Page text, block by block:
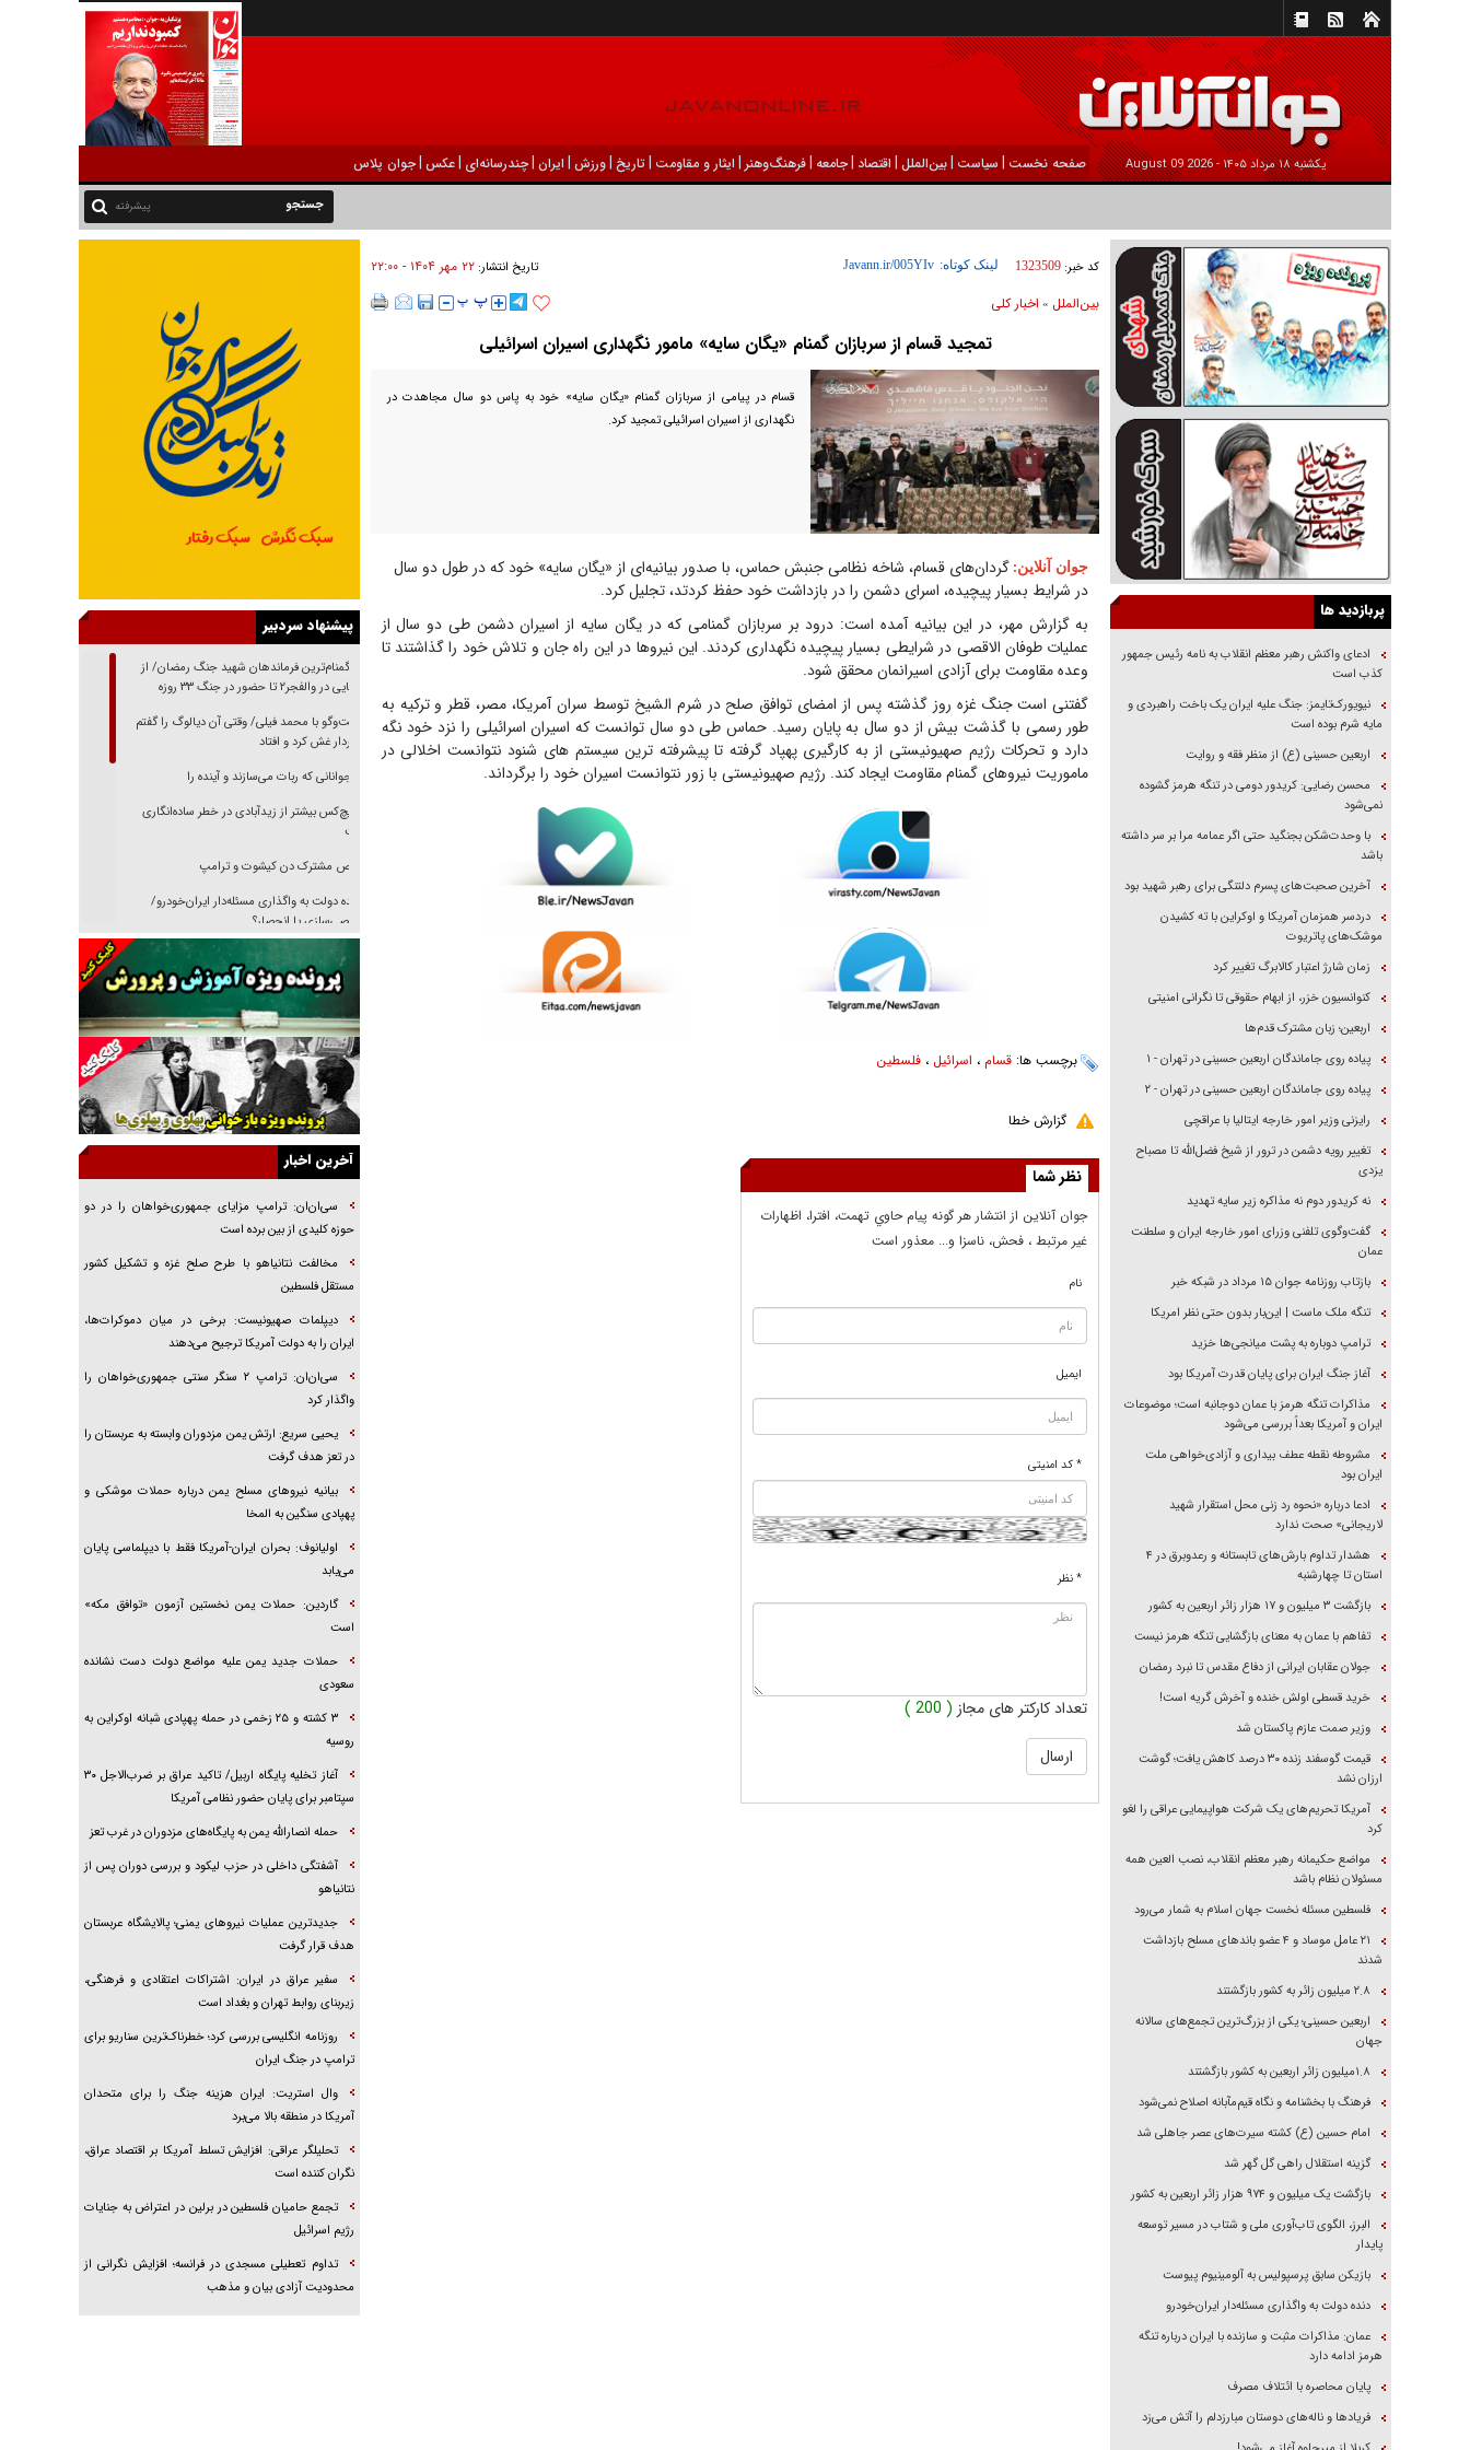
يکشنبه ۱۸ مرداد ۱۴۰۵ - 2026 August 09 صفحه نخست | سیاست |بين‌الملل | اقتصاد |جامعه |فرهنگ‌و‌هنر | ایثار و مقاومت |تاریخ |ورزش | ايران |چندرسانه‌ای |عکس |جوان پلاس
پیشرفته
کد خبر: 1323509 لینک کوتاه: تاریخ انتشار:۲۲ مهر ۱۴۰۴ - ۲۲:۰۰
بين‌الملل » اخبار كلی
تمجید قسام از سربازان گمنام «یگان سایه» مامور نگهداری اسیران اسرائیلی
قسام در پیامی از سربازان گمنام «یگان سایه» خود به پاس دو سال مجاهدت در
نگهداری از اسیران اسرائیلی تمجید کرد.
جوان آنلاین: گردان‌های قسام، شاخه نظامی جنبش حماس، با صدور بیانیه‌ای از «یگان سایه» خود که در طول دو سال
در شرایط بسیار پیچیده، اسرای دشمن را در بازداشت خود حفظ کردتد، تجلیل کرد.
به گزارش مهر، در این بیانیه آمده است: درود بر سربازان گمنامی که در یگان سایه از اسیران دشمن طی دو سال از
عملیات طوفان الاقصی در شرایطی بسیار پیچیده نگهداری کردند. این نیروها در این راه جان و تلاش خود را گذاشتند تا
وعده مقاومت برای آزادی اسیرانمان محقق شود.
گفتنی است جنگ غزه روز گذشته پس از امضای توافق صلح در شرم الشیخ توسط سران آمریکا، مصر، قطر و ترکیه به
طور رسمی با گذشت بیش از دو سال به پایان رسید. حماس طی دو سال توانست که اسیران اسرائیلی را نزد خود نگه
دارد و تحرکات رژیم صهیونیستی از به کارگیری پهپاد گرفته تا پیشرفته ترین سیستم های شنود نتوانست اخلالی در
ماموریت نیروهای گمنام مقاومت ایجاد کند. رژیم صهیونیستی با زور نتوانست اسیران خود را برگرداند.
برچسب ها: قسام، اسرائیل ، ‌فلسطین
گزارش خطا
نظر شما
جوان آنلاين از انتشار هر گونه پيام حاوي تهمت، افترا، اظهارات
غير مرتبط ، فحش، ناسزا و... معذور است
نام
ایمیل
* کد امنیتی
* نظر
تعداد کارکتر های مجاز ( 200 )
پربازدید ها
ادعای واکنش رهبر معظم انقلاب به نامه رئیس جمهور
کذب است
نیویورک‌تایمز: جنگ علیه ایران یک باخت راهبردی و
مایه شرم بوده است
اربعین حسینی (ع) از منظر فقه و روایت
محسن رضایی: کریدور دومی در تنگه هرمز گشوده
نمی‌شود
با وحدت‌شکن بجنگید حتی اگر عمامه مرا بر سر داشته
باشد
آخرین صحبت‌های پسرم دلتنگی برای رهبر شهید بود
دردسر همزمان آمریکا و اوکراین با ته کشیدن
موشک‌های پاتریوت
زمان شارژ اعتبار کالابرگ تغییر کرد
کنوانسیون خزر، از ابهام حقوقی تا نگرانی امنیتی
اربعین؛ زبان مشترک قدم‌ها
پیاده روی جاماندگان اربعین حسینی در تهران - ۱
پیاده روی جاماندگان اربعین حسینی در تهران - ۲
رایزنی وزیر امور خارجه ایتالیا با عراقچی
تغییر رویه دشمن در ترور از شیخ فضل‌الله تا مصباح
یزدی
نه کریدور دوم نه مذاکره زیر سایه تهدید
گفت‌وگوی تلفنی وزرای امور خارجه ایران و سلطنت
عمان
بازتاب روزنامه جوان ۱۵ مرداد در شبکه خبر
تنگه ملک ماست | این‌بار بدون حتی نظر امریکا
ترامپ دوباره به پشت میانجی‌ها خزید
آغاز جنگ ایران برای پایان قدرت آمریکا بود
مذاکرات تنگه هرمز با عمان دوجانبه است؛ موضوعات
ایران و آمریکا بعداً بررسی می‌شود
مشروطه نقطه عطف بیداری و آزادی‌خواهی ملت
ایران بود
ادعا درباره «نحوه رد زنی محل استقرار شهید
لاریجانی» صحت ندارد
هشدار تداوم بارش‌های تابستانه و رعدوبرق در ۴
استان تا چهارشنبه
بازگشت ۳ میلیون و ۱۷ هزار زائر اربعین به کشور
تفاهم با عمان به معنای بازگشایی تنگه هرمز نیست
جولان عقابان ایرانی از دفاع مقدس تا نبرد رمضان
خرید قسطی اولش خنده و آخرش گریه است!
وزیر صمت عازم پاکستان شد
قیمت گوسفند زنده ۳۰ درصد کاهش یافت؛ گوشت
ارزان نشد
آمریکا تحریم‌های یک شرکت هواپیمایی عراقی را لغو
کرد
مواضع حکیمانه رهبر معظم انقلاب، نصب العین همه
مسئولان نظام باشد
فلسطین مسئله نخست جهان اسلام به شمار می‌رود
۲۱ عامل موساد و ۴ عضو باند‌های مسلح بازداشت
شدند
۲.۸ میلیون زائر به کشور بازگشتند
اربعین حسینی؛ یکی از بزرگ‌ترین تجمع‌های سالانه
جهان
۱.۸میلیون زائر اربعین به کشور بازگشتند
فرهنگ با بخشنامه و نگاه قیم‌مآبانه اصلاح نمی‌شود
امام حسین (ع) کشته سیرت‌های عصر جاهلی شد
گزینه استقلال راهی گل گهر شد
بازگشت یک میلیون و ۹۷۴ هزار زائر اربعین به کشور
البرز، الگوی تاب‌آوری ملی و شتاب در مسیر توسعه
پایدار
بازیکن سابق پرسپولیس به آلومینیوم پیوست
دنده دولت به واگذاری مسئله‌دار ایران‌خودرو
عمان: مذاکرات مثبت و سازنده با ایران درباره تنگه
هرمز ادامه دارد
پایان محاصره با ائتلاف مصرف
فریاد‌ها و ناله‌های دوستان مبارزدلم را آتش می‌زد
پیشنهاد سردبیر
از گمنام‌ترین فرماندهان شهید جنگ رمضان/ از
شناسایی در والفجر۲ تا حضور در جنگ ۳۳ روزه
گفت‌وگو با محمد فیلی/ وقتی آن دیالوگ را گفتم
فیلمبردار غش کرد و افتاد
نوجوانانی که ربات می‌سازند و آینده را
هیچ‌کس بیشتر از زیدآبادی در خطر ساده‌انگاری
نیست
رقص مشترک دن کیشوت و ترامپ
دنده دولت به واگذاری مسئله‌دار ایران‌خودرو/
خصوصی‌سازی یا انحصار؟
غریزه‌ی بقا و آقای باقی و رفقا
جراحی‌های زیبایی با مدرک فوق‌دیپلم! + گفت‌وگو
با متهم
گفت‌وگو با همسر یکی از شهدای جنگ رمضان/
پیکر بی‌سر شهید را از انگشت‌های پا شناسایی کردیم
نسلی که آنلاین الگو می‌گیرد
گفت‌وگو با آیت‌الله جاودان/ جفای مخالفان مکانت
معنوی رهبر شهید را ارتقا می‌داد
همه آقای دوربینی شده‌ایم!
قصه ناتمام سرویس مدارس
آیا مقاومت فلسطین خلع‌سلاح می‌شود؟
آخرین اخبار
سی‌ان‌ان: ترامپ مزایای جمهوری‌خواهان را در دو
حوزه کلیدی از بین برده است
مخالفت نتانیاهو با طرح صلح غزه و تشکیل کشور
مستقل فلسطین
دیپلمات صهیونیست: برخی در میان دموکرات‌ها،
ایران را به دولت آمریکا ترجیح می‌دهند
سی‌ان‌ان: ترامپ ۲ سنگر سنتی جمهوری‌خواهان را
واگذار کرد
یحیی سریع: ارتش یمن مزدوران وابسته به عربستان را
در تعز هدف گرفت
بیانیه نیروهای مسلح یمن درباره حملات موشکی و
پهپادی سنگین به المخا
اولیانوف: بحران ایران-آمریکا فقط با دیپلماسی پایان
می‌یابد
گاردین: حملات یمن نخستین آزمون «توافق مکه»
است
حملات جدید یمن علیه مواضع دولت دست نشانده
سعودی
۳ کشته و ۲۵ زخمی در حمله پهپادی شبانه اوکراین به
روسیه
آغاز تخلیه پایگاه اربیل/ تاکید عراق بر ضرب‌الاجل ۳۰
سپتامبر برای پایان حضور نظامی آمریکا
حمله انصارالله یمن به پایگاه‌های مزدوران در غرب تعز
آشفتگی داخلی در حزب لیکود و بررسی دوران پس از
نتانیاهو
جدیدترین عملیات نیروهای یمنی؛ پالایشگاه عربستان
هدف قرار گرفت
سفیر عراق در ایران: اشتراکات اعتقادی و فرهنگی،
زیربنای روابط تهران و بغداد است
روزنامه انگلیسی بررسی کرد؛ خطرناک‌ترین سناریو برای
ترامپ در جنگ ایران
وال استریت: ایران هزینه جنگ را برای متحدان
آمریکا در منطقه بالا می‌برد
تحلیلگر عراقی: افزایش تسلط آمریکا بر اقتصاد عراق،
نگران کننده است
تجمع حامیان فلسطین در برلین در اعتراض به جنایات
رژیم اسرائیل
تداوم تعطیلی مسجدی در فرانسه؛ افزایش نگرانی از
محدودیت آزادی بیان و مذهب